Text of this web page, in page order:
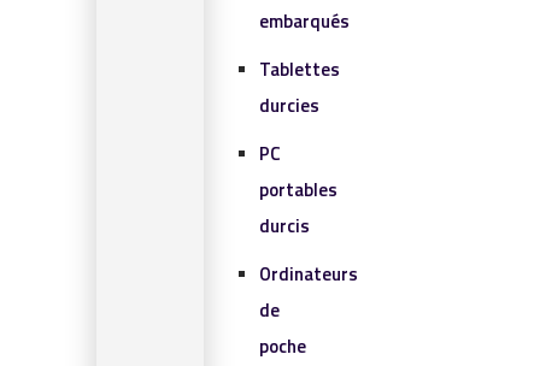
embarqués
Tablettes
durcies
PC
portables
durcis
Ordinateurs
de
poche